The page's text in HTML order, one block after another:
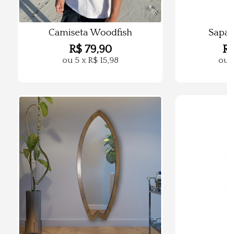
Camiseta Woodfish
R$ 79,90
ou 5 x R$ 15,98